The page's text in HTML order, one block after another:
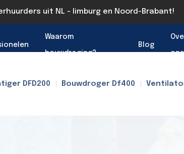
uit NL - limburg en Noord-Brabant!
Waarom
bouwdroging?
Blog
ons
DFD200 Bouwdroger Df400